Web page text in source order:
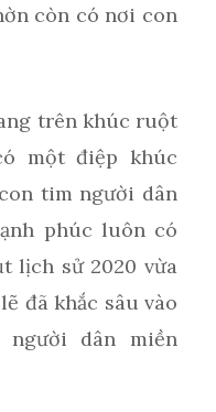
còn có nơi con
trên khúc ruột
một điệp khúc
tim người dân
phúc luôn có
lịch sử 2020 vừa
đã khắc sâu vào
dân miền